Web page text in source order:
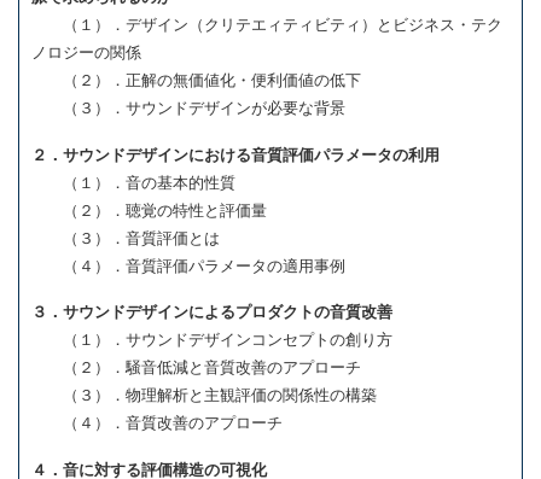
（１）．デザイン（クリテエィティビティ）とビジネス・テク
ノロジーの関係
（２）．正解の無価値化・便利価値の低下
（３）．サウンドデザインが必要な背景
２．サウンドデザインにおける音質評価パラメータの利用
（１）．音の基本的性質
（２）．聴覚の特性と評価量
（３）．音質評価とは
（４）．音質評価パラメータの適用事例
３．サウンドデザインによるプロダクトの音質改善
（１）．サウンドデザインコンセプトの創り方
（２）．騒音低減と音質改善のアプローチ
（３）．物理解析と主観評価の関係性の構築
（４）．音質改善のアプローチ
４．音に対する評価構造の可視化